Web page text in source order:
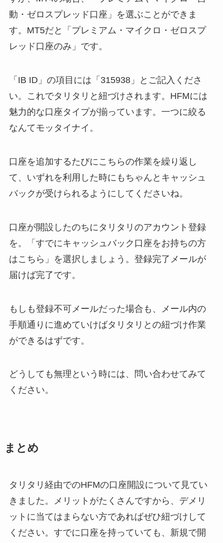
動・ゼロスプレッド口座」を選ぶことができま
す。MT5だと「プレミアム・マイクロ・ゼロスプ
レッド口座のみ」です。
「IB ID」の項目には「315938」とご記入くださ
い。これでタリタリと紐づけされます。HFMには
魅力的な口座タイプが揃っています。一つに絞る
なんてモッタイナイ。
口座を追加するたびにこちらの作業を繰り返し
て、いずれを利用した時にもちゃんとキャッシュ
バックが受けられるようにしてくださいね。
口座が開設したのちにタリタリのアカウント登録
を。「すでにキャッシュバック口座をお持ちの方
はこちら」を選択しましょう。登録完了メールが
届けば完了です。
もしも登録不可メールだった場合も、メール内の
手順通りに進めていけばタリタリとの紐づけ作業
ができるはずです。
どうしても無理という時には、問い合わせてみて
ください。
まとめ
タリタリ経由でのHFMの口座開設について見てい
きました。メリットがたくさんですから、デメリ
ットに当てはまらない方であればぜひ紐づけして
ください。すでに口座を持っていても、新規で開